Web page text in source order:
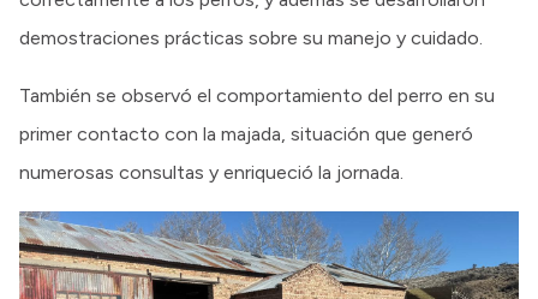
demostraciones prácticas sobre su manejo y cuidado.
También se observó el comportamiento del perro en su
primer contacto con la majada, situación que generó
numerosas consultas y enriqueció la jornada.